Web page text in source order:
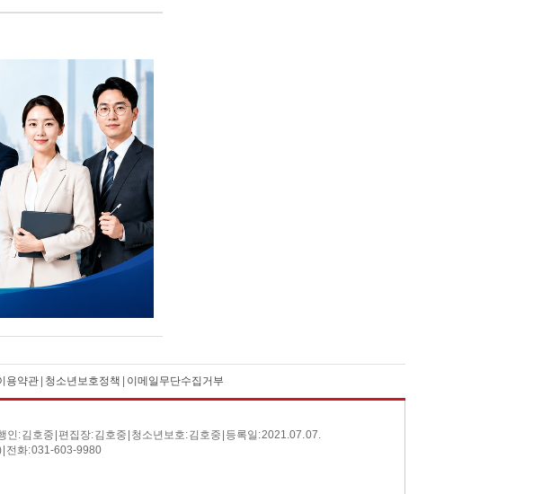
용약관 청소년보호정책 이메일무단수집거부
: 김호중 | 편집장: 김호중 | 청소년보호: 김호중 | 등록일: 2021. 07. 07.
| 전화: 031-603-9980